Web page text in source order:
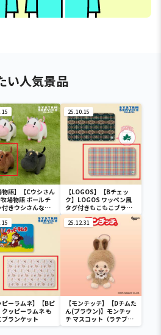
い人気景品
物語】【Cウシさん
場物語 ボールチ
付きウシさんなか
いぐるみ
25.10.15
【LOGOS】【Bチェッ
ク】LOGOS ワッペン風
タグ付きもこもこブラン
ケット
ピーラムネ】【Bピ
クッピーラムネ も
ブランケット
25.12.31
【モンチッチ】【Dチムた
ん(ブラウン)】モンチッ
チ マスコット（ラテブラ
ウン）